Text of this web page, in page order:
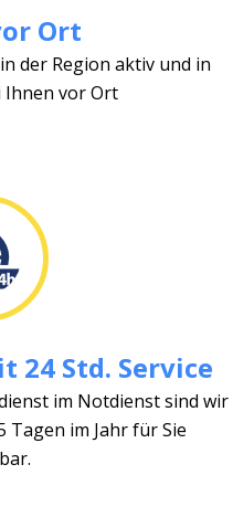
Ort
der Region aktiv und in
Ihnen vor Ort
24 Std. Service
im Notdienst sind wir
Tagen im Jahr für Sie